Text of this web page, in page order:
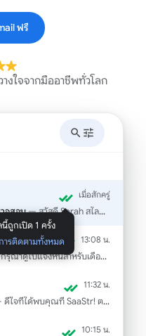
ฟรี
างใจจากมืออาชีพทั่วโลก
จสอบ— สวัสดี Sarah สไลด์เด็คเสร็จแล้ว ราคาอยู่ในสไลด์ 12...
นี้ถูกเปิด 1 ครั้ง
ารติดตามทั้งหมด
เมื่อสักครู่
าดูใบแจ้งหนี้สำหรับเดือนตุลาคมที่แนบมา...
13:08 น.
ใจที่ได้พบคุณที่ SaaStr! ตามที่สัญญาไว้...
11:32 น.
10:15 น.